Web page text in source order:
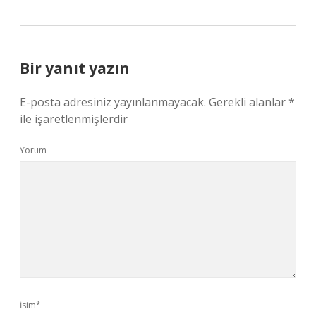
Bir yanıt yazın
E-posta adresiniz yayınlanmayacak. Gerekli alanlar*
ile işaretlenmişlerdir
Yorum
İsim*